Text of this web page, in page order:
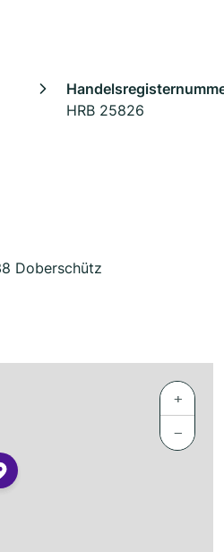
HRB 25826
Doberschütz
+
−